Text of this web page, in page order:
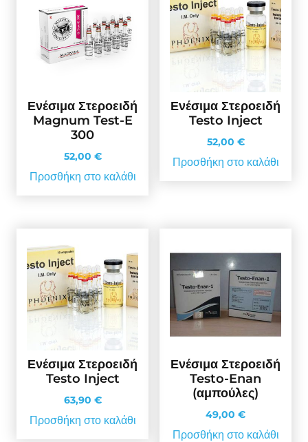
Ενέσιμα Στεροειδή
Magnum Test-E
300
52,00 €
Προσθήκη στο καλάθι
Ενέσιμα Στεροειδή
Testo Inject
52,00 €
Προσθήκη στο καλάθι
Ενέσιμα Στεροειδή
Testo Inject
63,90 €
Προσθήκη στο καλάθι
Ενέσιμα Στεροειδή
Testo-Enan
(αμπούλες)
49,00 €
Προσθήκη στο καλάθι